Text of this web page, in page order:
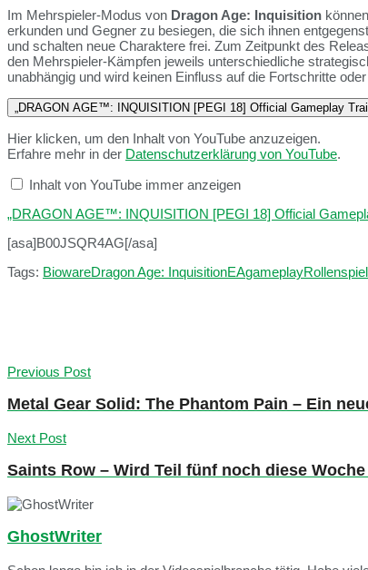
Im Mehrspieler-Modus von Dragon Age: Inquisition
erkunden und Gegner zu besiegen, die sich ihnen
und schalten neue Charaktere frei. Zum Zeitpunkt des
den Mehrspieler-Kämpfen jeweils unterschiedliche
unabhängig und wird keinen Einfluss auf die Fortschritte
„DRAGON AGE™: INQUISITION [PEGI 18] Official Gameplay
Hier klicken, um den Inhalt von YouTube anzuzeigen.
Erfahre mehr in der Datenschutzerklärung von YouTube.
Inhalt von YouTube immer anzeigen
„DRAGON AGE™: INQUISITION [PEGI 18] Official
[asa]B00JSQR4AG[/asa]
Tags: BiowareDragon Age: InquisitionEAgameplayRollenspiel
Previous Post
Metal Gear Solid: The Phantom Pain – Ein
Next Post
Saints Row – Wird Teil fünf noch diese
GhostWriter